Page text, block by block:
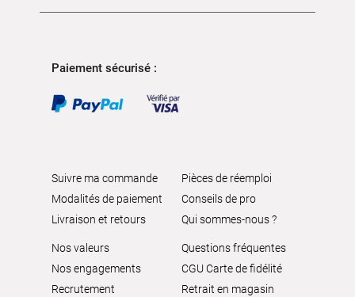
Paiement sécurisé :
Suivre ma commande
Modalités de paiement
Livraison et retours
Pièces de réemploi
Conseils de pro
Qui sommes-nous ?
Nos valeurs
Nos engagements
Recrutement
Questions fréquentes
CGU Carte de fidélité
Retrait en magasin